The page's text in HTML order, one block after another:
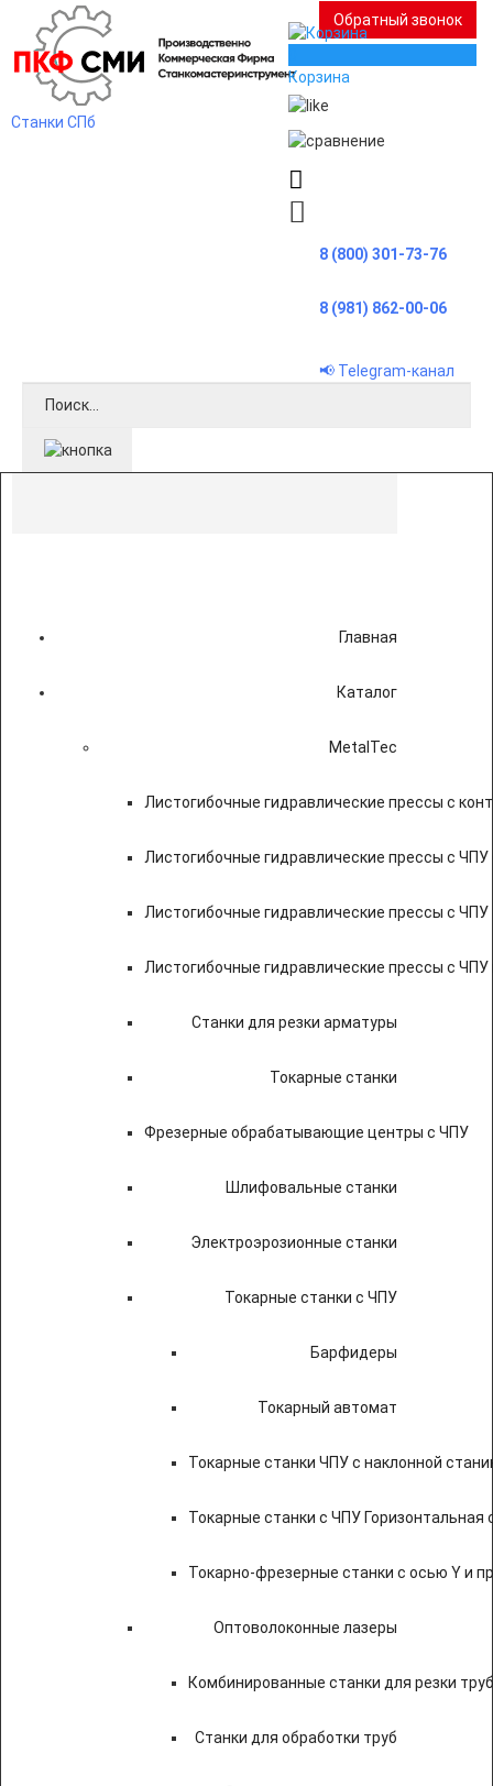
Станки СПб
Обратный звонок
Корзина
8 (800) 301-73-76
8 (981) 862-00-06
📢 Telegram-канал
Главная
Каталог
MetalTec
Листогибочные гидравлические прессы с
Листогибочные гидравлические прессы с
Листогибочные гидравлические прессы с ЧПУ
Листогибочные гидравлические прессы с
Станки для резки арматуры
Токарные станки
Фрезерные обрабатывающие центры с ЧПУ
Шлифовальные станки
Электроэрозионные станки
Токарные станки с ЧПУ
Барфидеры
Токарный автомат
Токарные станки ЧПУ c наклонной
Токарные станки с ЧПУ Горизонтальная
Токарно-фрезерные станки с осью Y и
Оптоволоконные лазеры
Комбинированные станки для резки
Станки для обработки труб